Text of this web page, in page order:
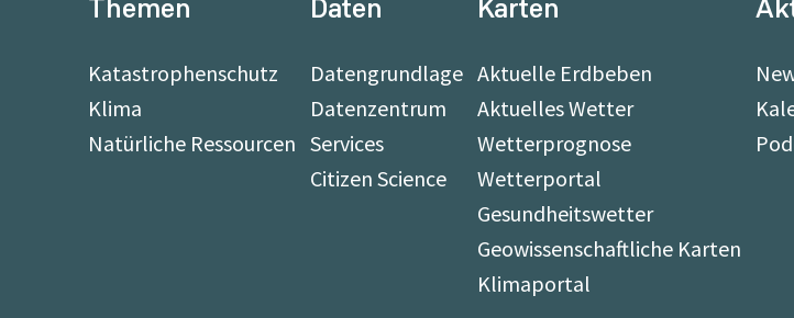
Themen
Katastrophenschutz
Klima
Natürliche Ressourcen
Daten
Datengrundlage
Datenzentrum
Services
Citizen Science
Karten
Aktuelle Erdbeben
Aktuelles Wetter
Wetterprognose
Wetterportal
Gesundheitswetter
Geowissenschaftliche Karten
Klimaportal